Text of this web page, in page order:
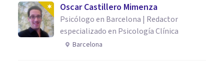
Oscar Castillero Mimenza
Psicólogo en Barcelona | Redactor
especializado en Psicología Clínica
Barcelona